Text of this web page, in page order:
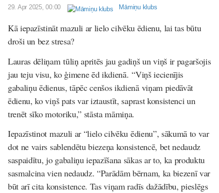
29. Apr 2025, 00:00 Māmiņu klubs
Kā iepazīstināt mazuli ar lielo cilvēku ēdienu, lai tas būtu
droši un bez stresa?
Lauras dēliņam tūliņ apritēs jau gadiņš un viņš ir pagaršojis
jau teju visu, ko ģimene ēd ikdienā. “Viņš iecienījis
gabaliņu ēdienus, tāpēc cenšos ikdienā viņam piedāvāt
ēdienu, ko viņš pats var iztaustīt, saprast konsistenci un
trenēt sīko motoriku,” stāsta māmiņa.
Iepazīstinot mazuli ar “lielo cilvēku ēdienu”, sākumā to var
dot ne vairs sablendētu biezeņa konsistencē, bet nedaudz
saspaidītu, jo gabaliņu iepazīšana sākas ar to, ka produktu
sasmalcina vien nedaudz. “Parādām bērnam, ka biezenī var
būt arī cita konsistence. Tas viņam radīs dažādību, pieslēgs